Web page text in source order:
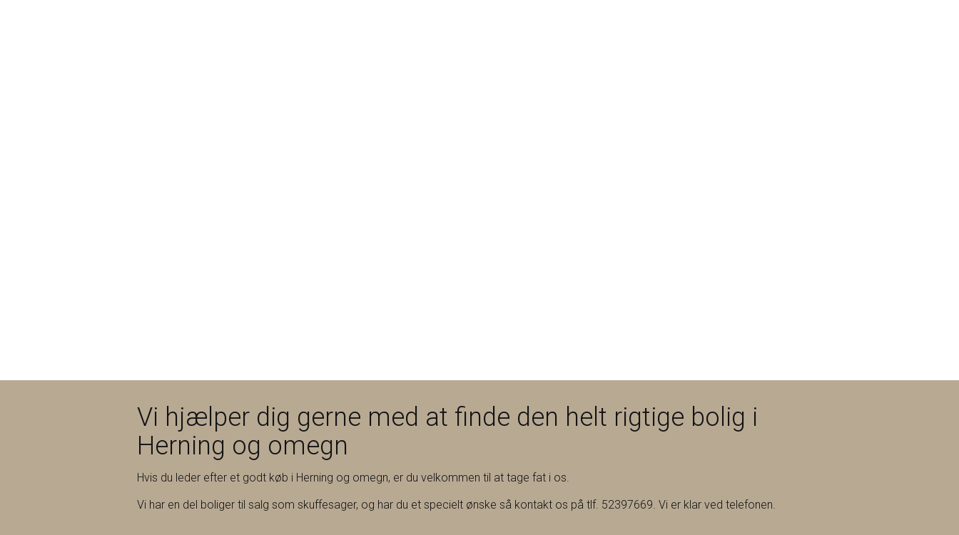
Vi hjælper dig gerne med at finde den helt rigtige bolig i
Herning og omegn
Hvis du leder efter et godt køb i Herning og omegn, er du velkommen til at tage fat i os.
Vi har en del boliger til salg som skuffesager, og har du et specielt ønske så kontakt os på tlf. 52397669. Vi er klar ved telefonen.